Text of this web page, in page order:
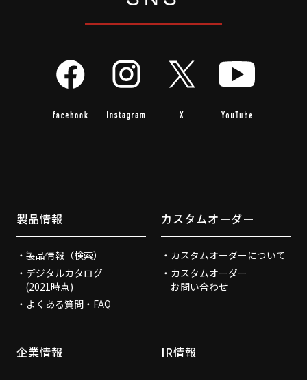
製品情報
製品情報（検索）
デジタルカタログ
(2021時点)
よくある質問・FAQ
カスタムオーダー
カスタムオーダーについて
カスタムオーダー
お問い合わせ
企業情報 IR情報